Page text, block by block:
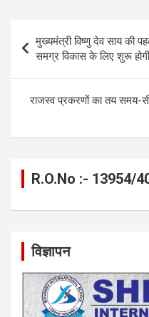
b
o
o
k
n
g
er
A
p
p
navigation
मुख्यमंत्री विष्णु देव साय की
समग्र विकास के लिए शुरू होगी
राजस्व प्रकरणों का तय समय-
R.O.No :- 13954/
विज्ञापन